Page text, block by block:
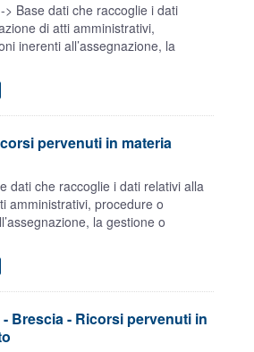
> Base dati che raccoglie i dati
di atti amministrativi,
inerenti all’assegnazione, la
pervenuti in materia
dati che raccoglie i dati relativi alla
amministrativi, procedure o
la gestione o
Brescia - Ricorsi pervenuti in